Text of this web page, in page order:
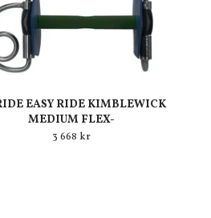
EASY RIDE KIMBLEWICK
MEDIUM FLEX-
3 668 kr